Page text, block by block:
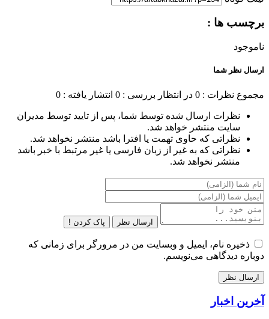
برچسب ها :
ناموجود
ارسال نظر شما
مجموع نظرات : 0 در انتظار بررسی : 0 انتشار یافته : 0
نظرات ارسال شده توسط شما، پس از تایید توسط مدیران
سایت منتشر خواهد شد.
نظراتی که حاوی تهمت یا افترا باشد منتشر نخواهد شد.
نظراتی که به غیر از زبان فارسی یا غیر مرتبط با خبر باشد
منتشر نخواهد شد.
ارسال نظر پاک کردن !
ذخیره نام، ایمیل و وبسایت من در مرورگر برای زمانی که
دوباره دیدگاهی می‌نویسم.
آخرین اخبار